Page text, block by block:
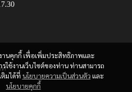
านคุกกี้ เพื่อเพิ่มประสิทธิภาพและ
ใช้งานเว็บไซต์ของท่าน ท่านสามารถ
ติมได้ที่ นโยบายความเป็นส่วนตัว และ
นโยบายคุกกี้
ท